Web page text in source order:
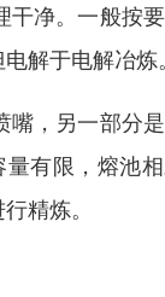
干净。一般按
解于电解冶炼
嘴，另一部分
有限，熔池
精炼。